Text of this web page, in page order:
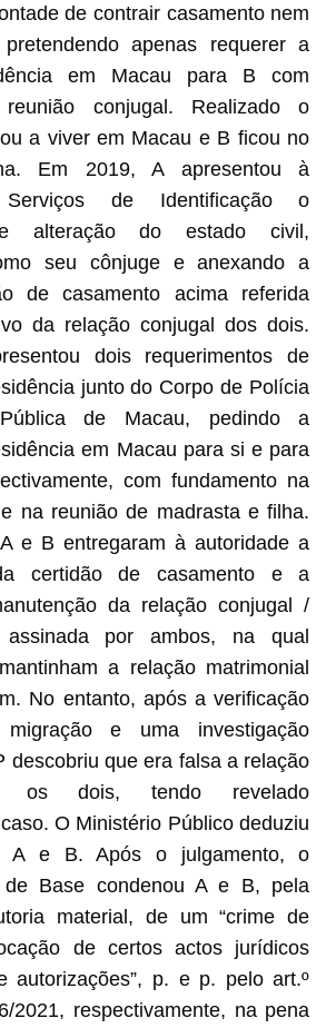
de contrair casamento nem
apenas requerer a
em Macau para B com
conjugal. Realizado o
a viver em Macau e B ficou no
Em 2019, A apresentou à
de Identificação o
alteração do estado civil,
seu cônjuge e anexando a
de casamento acima referida
da relação conjugal dos dois.
dois requerimentos de
junto do Corpo de Polícia
de Macau, pedindo a
em Macau para si e para
com fundamento na
na reunião de madrasta e filha.
e B entregaram à autoridade a
certidão de casamento e a
da relação conjugal /
por ambos, na qual
a relação matrimonial
No entanto, após a verificação
e uma investigação
descobriu que era falsa a relação
os dois, tendo revelado
O Ministério Público deduziu
A e B. Após o julgamento, o
de Base condenou A e B, pela
material, de um “crime de
de certos actos jurídicos
autorizações”, p. e p. pelo art.º
2021, respectivamente, na pena